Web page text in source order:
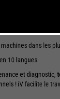
et plus rapide
dans les
10 langues
et diagnostic,
! iV facilite le